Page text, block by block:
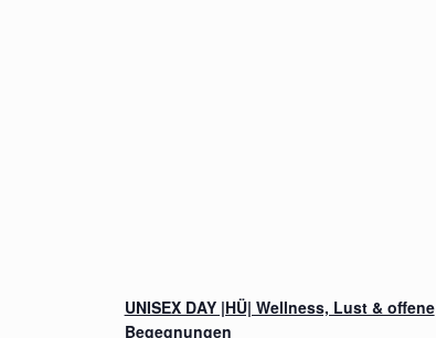
UNISEX DAY |HÜ| Wellness, Lust & offene
Begegnungen